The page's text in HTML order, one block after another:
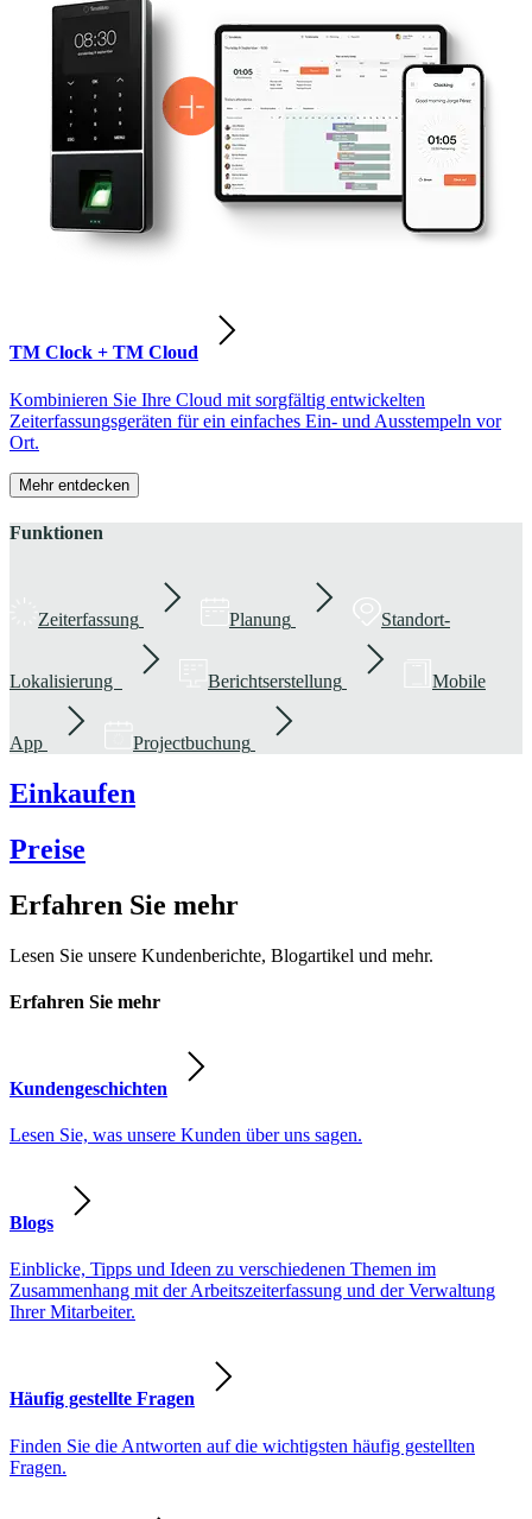
TM Clock + TM Cloud
Kombinieren Sie Ihre Cloud mit sorgfältig entwickelten
Zeiterfassungsgeräten für ein einfaches Ein- und Ausstempeln vor
Ort.
Mehr entdecken
Funktionen
Zeiterfassung Planung Standort-
Lokalisierung Berichtserstellung Mobile
App Projectbuchung
Einkaufen
Preise
Erfahren Sie mehr
Lesen Sie unsere Kundenberichte, Blogartikel und mehr.
Erfahren Sie mehr
Kundengeschichten
Lesen Sie, was unsere Kunden über uns sagen.
Blogs
Einblicke, Tipps und Ideen zu verschiedenen Themen im
Zusammenhang mit der Arbeitszeiterfassung und der Verwaltung
Ihrer Mitarbeiter.
Häufig gestellte Fragen
Finden Sie die Antworten auf die wichtigsten häufig gestellten
Fragen.